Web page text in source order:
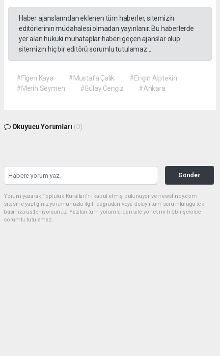
Haber ajanslarından eklenen tüm haberler, sitemizin
editörlerinin müdahalesi olmadan yayınlanır. Bu haberlerde
yer alan hukuki muhataplar haberi geçen ajanslar olup
sitemizin hiç bir editörü sorumlu tutulamaz...
#Figen Kaya #Mustafa Çalık
#Engin Alptekin
#Merih Seymen
#Gülay Cengiz #Ankara
Okuyucu Yorumları (0)
Gönder
Yorum yazarak Topluluk Kuralları’nı kabul etmiş bulunuyor ve newsfindy.com
sitesine yaptığınız yorumunuzla ilgili doğrudan veya dolaylı tüm sorumluluğu tek
başınıza üstleniyorsunuz. Yazılan tüm yorumlardan site yönetimi hiçbir şekilde
sorumlu tutulamaz.